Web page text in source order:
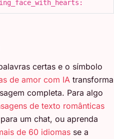
certas e o símbolo
de amor com IA transforma
completa. Para algo
de texto românticas
um chat, ou aprenda
de 60 idiomas se a